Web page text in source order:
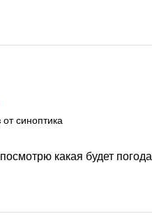
синоптика
какая будет погода